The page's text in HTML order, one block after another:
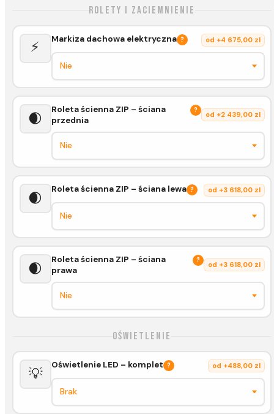
Rolety i zaciemnienie
⚡ Markiza dachowa elektryczna ? od +4 675,00 zl
🌒
Roleta ścienna ZIP – ściana
przednia
?
od +2 439,00 zl
🌒
Roleta ścienna ZIP – ściana lewa ? od +3 618,00 zl
🌒
Roleta ścienna ZIP – ściana
prawa
?
od +3 618,00 zl
Oświetlenie
💡
Oświetlenie LED – komplet ? od +488,00 zl